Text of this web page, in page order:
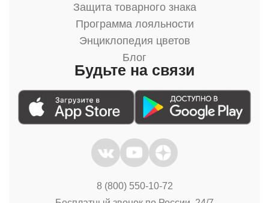
Защита товарного знака
Программа лояльности
Энциклопедия цветов
Блог
Будьте на связи
8 (800) 550-10-72